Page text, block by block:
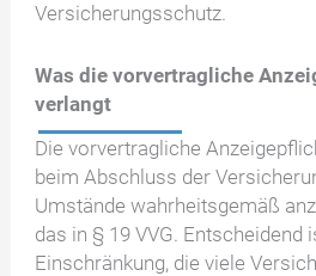
Versicherungsschutz.
Was die vorvertragliche
verlangt
Die vorvertragliche
beim Abschluss der
Umstände wahrheitsgemäß
das in § 19 VVG. Entscheidend
Einschränkung, die viele